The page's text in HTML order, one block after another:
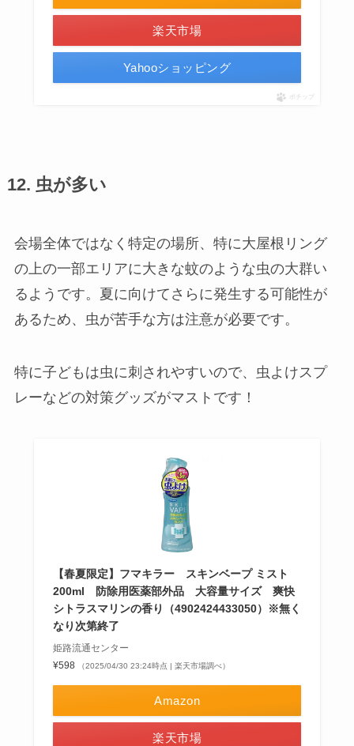
楽天市場
Yahooショッピング
ポチップ
12. 虫が多い
会場全体ではなく特定の場所、特に大屋根リング
の上の一部エリアに大きな蚊のような虫の大群い
るようです。夏に向けてさらに発生する可能性が
あるため、虫が苦手な方は注意が必要です。
特に子どもは虫に刺されやすいので、虫よけスプ
レーなどの対策グッズがマストです！
【春夏限定】フマキラー スキンベープ ミスト
200ml 防除用医薬部外品 大容量サイズ 爽快
シトラスマリンの香り（4902424433050）※無く
なり次第終了
姫路流通センター
¥598
（2025/04/30 23:24時点 | 楽天市場調べ）
Amazon
楽天市場